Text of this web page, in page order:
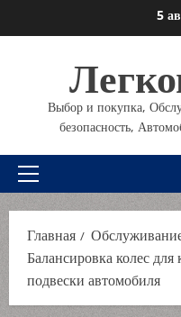
к
5
Выбор и покупка,
безопасность,
Основное
меню
Главная
Балансировка колес
подвески автомобиля